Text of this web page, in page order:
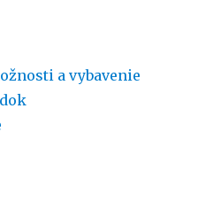
a vybavenie